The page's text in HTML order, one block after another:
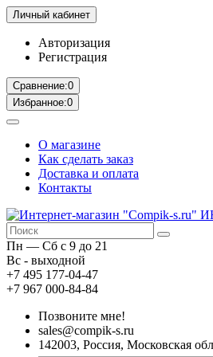
Личный кабинет
Авторизация
Регистрация
Сравнение:0
Избранное:0
О магазине
Как сделать заказ
Доставка и оплата
Контакты
Пн — Сб с 9 до 21
Вс - выходной
+7 495 177-04-47
+7 967 000-84-84
Позвоните мне!
sales@compik-s.ru
142003, Россия, Московская